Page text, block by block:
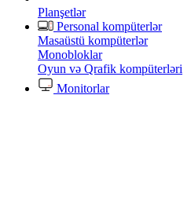
Planşetlər
Personal kompüterlər
Masaüstü kompüterlər
Monobloklar
Oyun və Qrafik kompüterləri
Monitorlar